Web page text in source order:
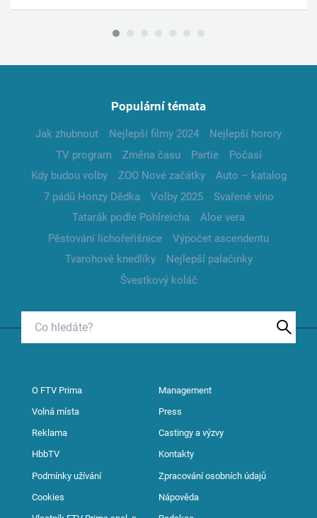
Populární témata
Jak zhubnout Nejlepší filmy 2024
Nejlepší horory
TV program
Změna času Partie
Počasí
Kdy budou volby
ZOO Nové začátky
Auto – katalog
7 pádů Honzy Dědka
Volby 2025
Svařené víno
Tatarák podle Pohlreicha
Aloe vera
Pěstování lichořeřišnice
Výpočet ascendentu
Tvarohové knedlíky
Nejlepší palačinky
Švestkový koláč
O FTV Prima Management
Volná místa Press
Reklama Castingy a výzvy
HbbTV Kontakty
Podmínky užívání Zpracování osobních údajů
Cookies Nápověda